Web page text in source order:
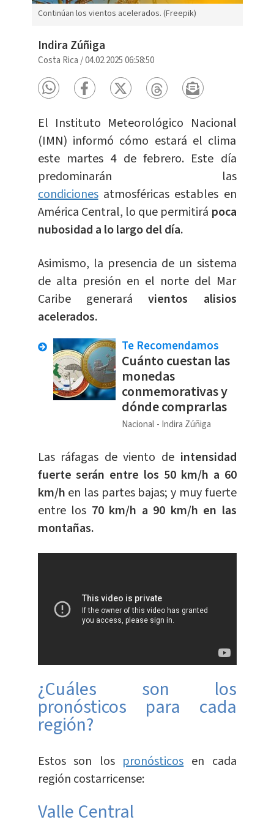
Continúan los vientos acelerados. (Freepik)
Indira Zúñiga
Costa Rica /04.02.2025 06:58:50
El Instituto Meteorológico Nacional
(IMN) informó cómo estará el clima
este martes 4 de febrero. Este día
predominarán las
condiciones atmosféricas estables en
América Central, lo que permitirá poca
nubosidad a lo largo del día.
Asimismo, la presencia de un sistema
de alta presión en el norte del Mar
Caribe generarávientos alisios
acelerados.
Te Recomendamos
Cuánto cuestan las
monedas
conmemorativas y
dónde comprarlas
Nacional Indira Zúñiga
Las ráfagas de viento deintensidad
fuerte serán entre los 50 km/h a 60
km/h en las partes bajas; y muy fuerte
entre los 70 km/h a 90 km/h en las
montañas.
¿Cuáles son los
pronósticos para cada
región?
Estos son los pronósticos en cada
región costarricense:
Valle Central